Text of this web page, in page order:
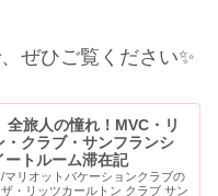
ぜひご覧ください✨
全旅人の憧れ！MVC・リ
・クラブ・サンフランシ
ートルーム滞在記
マリオットバケーションクラブの
・リッツカールトン クラブ サン